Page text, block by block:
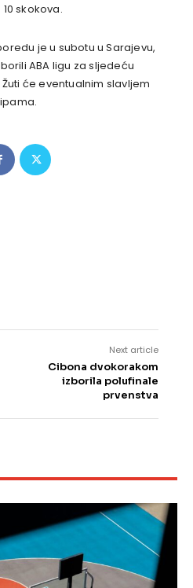
skokova.
je u subotu u Sarajevu,
ABA ligu za sljedeću
će eventualnim slavljem
Next article
Cibona dvokorakom
izborila polufinale
prvenstva